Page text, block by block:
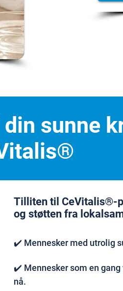
sunne
Tilliten til CeVitalis®-
og støtten fra
✔️ Mennesker med utrolig
✔️ Mennesker som en
nå.